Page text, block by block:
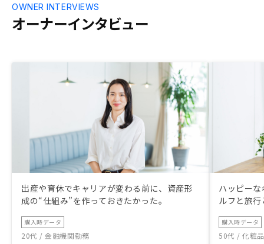
オーナーインタビュー
OWNER INTERVIEWS
出産や育休でキャリアが変わる前に、資産形
成の“仕組み”を作っておきたかった。
購入時データ
20代 / 金融機関勤務
ハッピー
ルフと旅
購入時データ
50代 / 化粧